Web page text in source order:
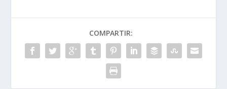
juegos para
toda la
familia
COMPARTIR: